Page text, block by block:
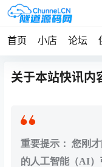
首页 小店 论坛
关于本站快讯内
重要提示： 您刚
的人工智能（AI